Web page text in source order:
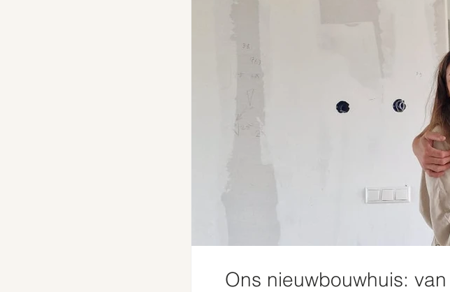
Ons nieuwbouwhuis: